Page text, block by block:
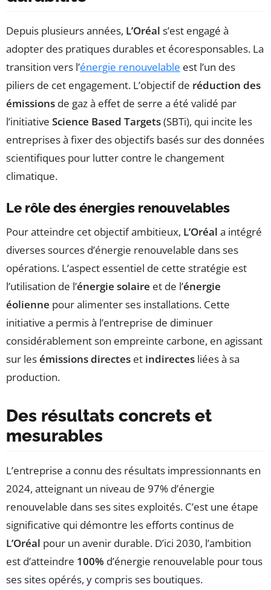
Depuis plusieurs années, L’Oréal s’est engagé à
adopter des pratiques durables et écoresponsables. La
transition vers l’énergie renouvelable est l’un des
piliers de cet engagement. L’objectif de réduction des
émissions de gaz à effet de serre a été validé par
l’initiative Science Based Targets(SBTi), qui incite les
entreprises à fixer des objectifs basés sur des données
scientifiques pour lutter contre le changement
climatique.
Le rôle des énergies renouvelables
Pour atteindre cet objectif ambitieux, L’Oréal a intégré
diverses sources d’énergie renouvelable dans ses
opérations. L’aspect essentiel de cette stratégie est
l’utilisation de l’énergie solaire et de l’énergie
éolienne pour alimenter ses installations. Cette
initiative a permis à l’entreprise de diminuer
considérablement son empreinte carbone, en agissant
sur lesémissions directes et indirectes liées à sa
production.
Des résultats concrets et
mesurables
L’entreprise a connu des résultats impressionnants en
2024, atteignant un niveau de 97% d’énergie
renouvelable dans ses sites exploités. C’est une étape
significative qui démontre les efforts continus de
L’Oréal pour un avenir durable. D’ici 2030, l’ambition
est d’atteindre 100% d’énergie renouvelable pour tous
ses sites opérés, y compris ses boutiques.